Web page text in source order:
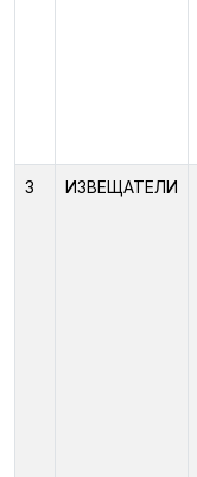
3 ИЗВЕЩАТЕЛИ